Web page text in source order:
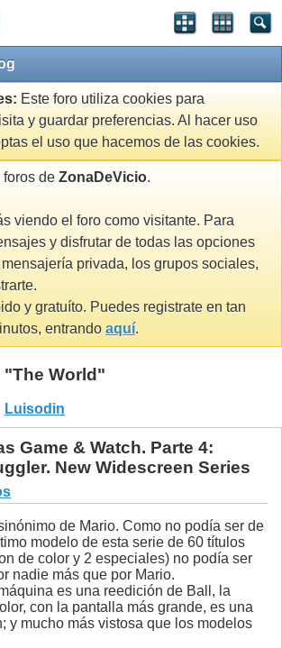
Este foro utiliza cookies para
y guardar preferencias. Al hacer uso
el uso que hacemos de las cookies.
de ZonaDeVicio.
viendo el foro como visitante. Para
y disfrutar de todas las opciones
privada, los grupos sociales,
y gratuíto. Puedes registrate en tan
entrando aquí.
"The World"
Luisodin
Game & Watch. Parte 4:
New Widescreen Series
de Mario. Como no podía ser de
modelo de esta serie de 60 títulos
de color y 2 especiales) no podía ser
nadie más que por Mario.
es una reedición de Ball, la
con la pantalla más grande, es una
y mucho más vistosa que los modelos